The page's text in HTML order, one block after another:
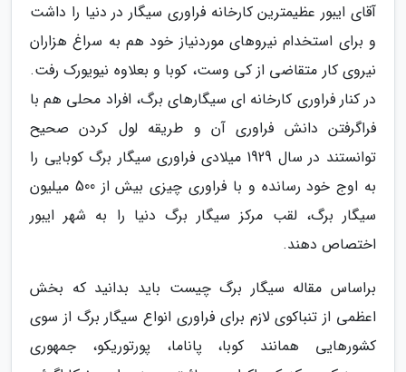
آقای ایبور عظیمترین کارخانه فراوری سیگار در دنیا را داشت
و برای استخدام نیروهای موردنیاز خود هم به سراغ هزاران
نیروی کار متقاضی از کی وست، کوبا و بعلاوه نیویورک رفت.
در کنار فراوری کارخانه ای سیگارهای برگ، افراد محلی هم با
فراگرفتن دانش فراوری آن و طریقه لول کردن صحیح
توانستند در سال 1929 میلادی فراوری سیگار برگ کوبایی را
به اوج خود رسانده و با فراوری چیزی بیش از 500 میلیون
سیگار برگ، لقب مرکز سیگار برگ دنیا را به شهر ایبور
اختصاص دهند.
براساس مقاله سیگار برگ چیست باید بدانید که بخش
اعظمی از تنباکوی لازم برای فراوری انواع سیگار برگ از سوی
کشورهایی همانند کوبا، پاناما، پورتوریکو، جمهوری